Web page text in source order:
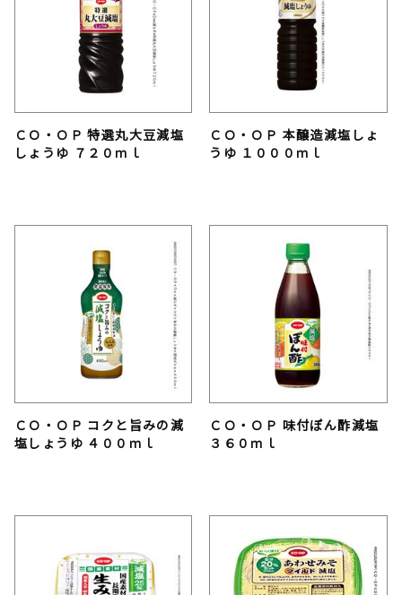
ＣＯ・ＯＰ 特選丸大豆減塩
しょうゆ ７２０ｍｌ
ＣＯ・ＯＰ 本醸造減塩しょ
うゆ １０００ｍｌ
ＣＯ・ＯＰ コクと旨みの減
塩しょうゆ ４００ｍｌ
ＣＯ・ＯＰ 味付ぽん酢減塩
３６０ｍｌ